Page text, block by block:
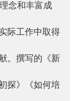
念和丰富成
际工作中取得
。撰写的《新
探》《如何培